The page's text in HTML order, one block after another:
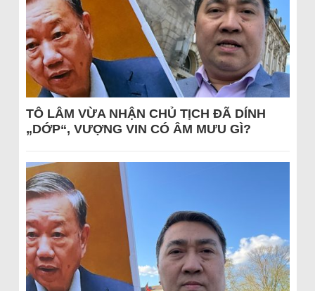
TÔ LÂM VỪA NHẬN CHỦ TỊCH ĐÃ DÍNH
„DỚP“, VƯỢNG VIN CÓ ÂM MƯU GÌ?